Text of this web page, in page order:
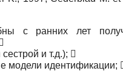
с ранних лет
и т.д.); 
модели идентификации;